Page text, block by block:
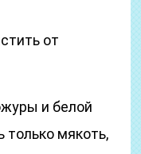
от
и белой
только мякоть,